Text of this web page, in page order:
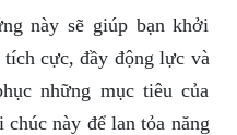
này sẽ giúp bạn khởi
cực, đầy động lực và
những mục tiêu của
này để lan tỏa năng